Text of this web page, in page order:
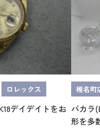
ロレックス
デイデイトをお
椎名町
バカラ
形を多